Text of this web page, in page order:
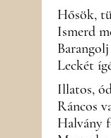
Hősök,
Ismerd
Leckét
Illatos,
Ráncos
Halvány